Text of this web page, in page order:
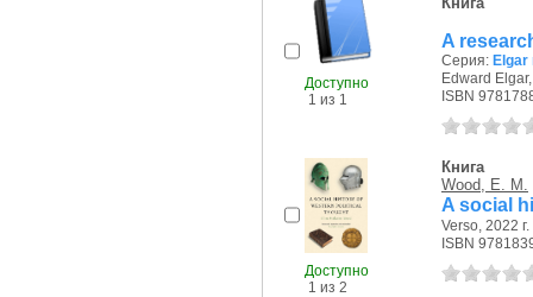
Доступно
1 из 1
A
Серия:
Edward
ISBN
Доступно
1 из 2
Книга
Wood, E. M.
A social
Verso, 2022 г.
ISBN